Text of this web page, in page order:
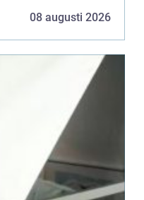
08 augusti 2026